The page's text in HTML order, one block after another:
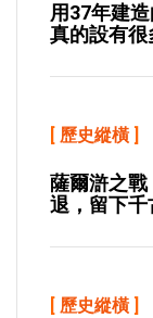
用37年建
真的設有很
[ 歷史縱橫 ]
薩爾滸之
退，留下千
[ 歷史縱橫 ]